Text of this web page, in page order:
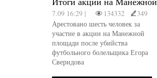
7.09 16:29 | 134332
349
Арестовано шесть человек за
участие в акции на Манежной
площади после убийства
футбольного болельщика Егора
Сверидова